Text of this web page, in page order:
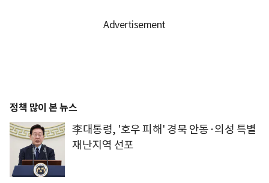
정책 많이 본 뉴스
李대통령, '호우 피해' 경북 안동·의성 특별
재난지역 선포